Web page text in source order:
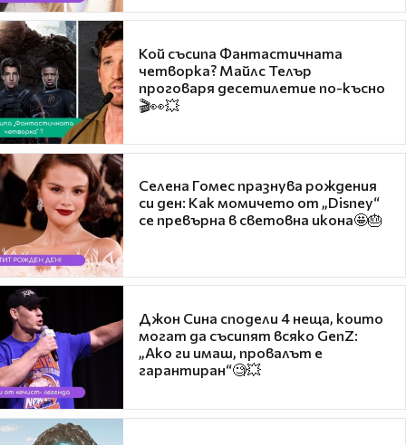
Кой съсипа Фантастичната
четворка? Майлс Телър
проговаря десетилетие по-късно
🎬👀💥
Селена Гомес празнува рождения
си ден: Как момичето от „Disney“
се превърна в световна икона🤩🎂
Джон Сина сподели 4 неща, които
могат да съсипят всяко GenZ:
„Ако ги имаш, провалът е
гарантиран“🧐💥